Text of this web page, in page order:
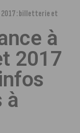
2017 : billetterie et
à
2017
à